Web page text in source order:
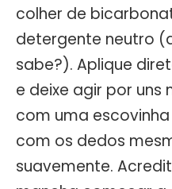
colher de
detergente neutro
sabe?). Aplique
e deixe agir por uns
com uma
com os dedos
suavemente.